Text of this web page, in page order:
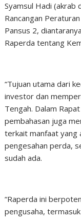
Syamsul Hadi (akrab
Rancangan
Pansus 2,
Raperda tentang
“Tujuan utama dari
investor dan
Tengah. Dalam
pembahasan juga
terkait manfaat yang
pengesahan perda,
sudah ada.
“Raperda ini
pengusaha,